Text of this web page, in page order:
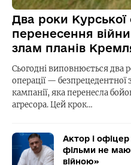
Два роки Курської
перенесення
злам планів
Сьогодні виповнюється два
операції —
кампанії, яка перенесла
агресора. Цей крок…
Актор і
фільми не
війною»